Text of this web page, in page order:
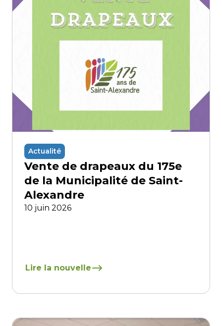
Actualité
Vente de drapeaux du 175e
de la Municipalité de Saint-
Alexandre
10 juin 2026
En savoir plus